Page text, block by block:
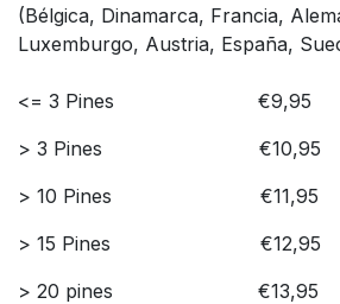
(Bélgica, Dinamarca, Francia,
Luxemburgo, Austria, España,
<= ​3 Pines
​€9,95
> 3 Pines
​€​10,95
> 10 Pines
​​€11,95
> 15 Pines
​€12,95
> 20 pines
​​€​​13,95